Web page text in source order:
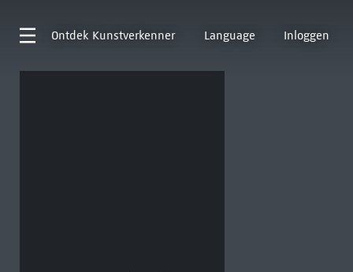
Ontdek Kunstverkenner Language Inloggen